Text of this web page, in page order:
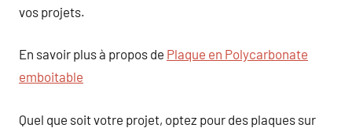
vos projets.
En savoir plus à propos de Plaque en Polycarbonate
emboitable
Quel que soit votre projet, optez pour des plaques sur